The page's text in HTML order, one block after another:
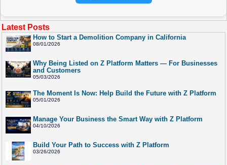
Latest Posts
How to Start a Demolition Company in California
08/01/2026
Why Being Listed on Z Platform Matters — For Businesses
and Customers
05/03/2026
The Moment Is Now: Help Build the Future with Z Platform
05/01/2026
Manage Your Business the Smart Way with Z Platform
04/10/2026
Build Your Path to Success with Z Platform
03/26/2026